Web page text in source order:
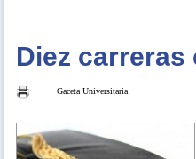
Diez carreras
Gaceta Universitaria